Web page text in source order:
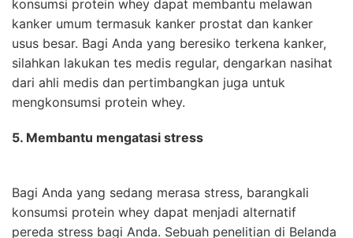
konsumsi protein whey dapat membantu melawan
kanker umum termasuk kanker prostat dan kanker
usus besar. Bagi Anda yang beresiko terkena kanker,
silahkan lakukan tes medis regular, dengarkan nasihat
dari ahli medis dan pertimbangkan juga untuk
mengkonsumsi protein whey.
5. Membantu mengatasi stress
Bagi Anda yang sedang merasa stress, barangkali
konsumsi protein whey dapat menjadi alternatif
pereda stress bagi Anda. Sebuah penelitian di Belanda